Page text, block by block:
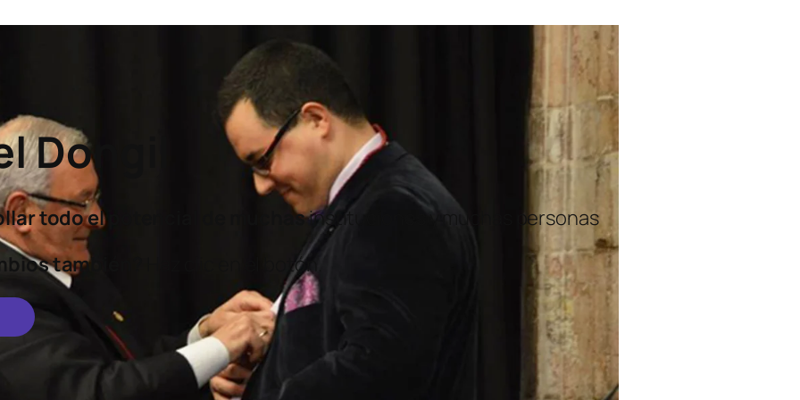
Dongil
todo el potencial de muchasinstituciones y muchas personas
también?
Haz clic en el botón.